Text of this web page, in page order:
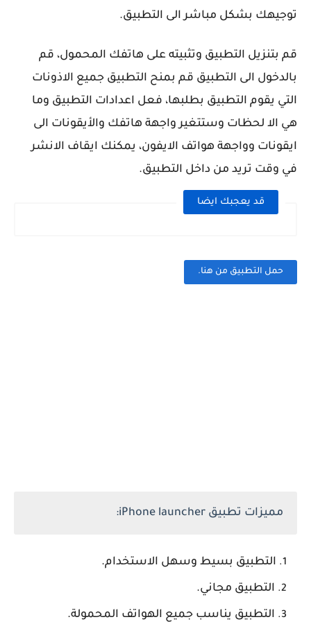
توجيهك بشكل مباشر الى التطبيق.
قم بتنزيل التطبيق وتثبيته على هاتفك المحمول، قم
بالدخول الى التطبيق قم بمنح التطبيق جميع الاذونات
التي يقوم التطبيق بطلبها، فعل اعدادات التطبيق وما
هي الا لحظات وستتغير واجهة هاتفك والأيقونات الى
ايقونات وواجهة هواتف الايفون، يمكنك ايقاف الانشر
في وقت تريد من داخل التطبيق.
قد يعجبك ايضا
حمل التطبيق من هنا.
مميزات تطبيق iPhone launcher:
التطبيق بسيط وسهل الاستخدام.
التطبيق مجاني.
التطبيق يناسب جميع الهواتف المحمولة.